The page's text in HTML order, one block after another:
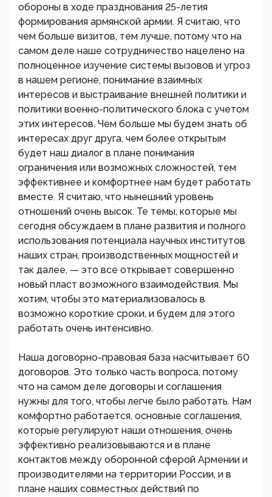
обороны в ходе празднования 25-летия
формирования армянской армии. Я считаю, что
чем больше визитов, тем лучше, потому что на
самом деле наше сотрудничество нацелено на
полноценное изучение системы вызовов и угроз
в нашем регионе, понимание взаимных
интересов и выстраивание внешней политики и
политики военно-политического блока с учетом
этих интересов. Чем больше мы будем знать об
интересах друг друга, чем более открытым
будет наш диалог в плане понимания
ограничения или возможных сложностей, тем
эффективнее и комфортнее нам будет работать
вместе. Я считаю, что нынешний уровень
отношений очень высок. Те темы, которые мы
сегодня обсуждаем в плане развития и полного
использования потенциала научных институтов
наших стран, производственных мощностей и
так далее, — это все открывает совершенно
новый пласт возможного взаимодействия. Мы
хотим, чтобы это материализовалось в
возможно короткие сроки, и будем для этого
работать очень интенсивно.
Наша договорно-правовая база насчитывает 60
договоров. Это только часть вопроса, потому
что на самом деле договоры и соглашения
нужны для того, чтобы легче было работать. Нам
комфортно работается, основные соглашения,
которые регулируют наши отношения, очень
эффективно реализовываются и в плане
контактов между оборонной сферой Армении и
производителями на территории России, и в
плане наших совместных действий по